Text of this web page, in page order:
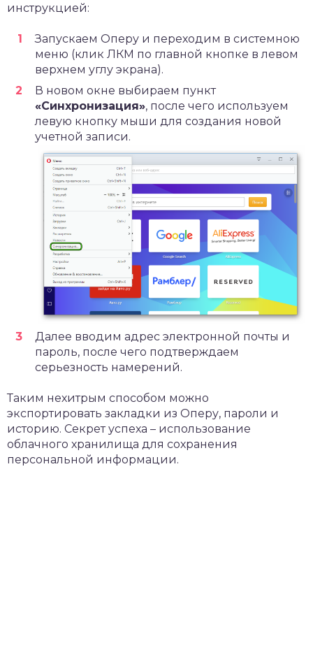
инструкцией:
Запускаем Оперу и переходим в системною
меню (клик ЛКМ по главной кнопке в левом
верхнем углу экрана).
В новом окне выбираем пункт
«Синхронизация», после чего используем
левую кнопку мыши для создания новой
учетной записи.
Далее вводим адрес электронной почты и
пароль, после чего подтверждаем
серьезность намерений.
Таким нехитрым способом можно
экспортировать закладки из Оперу, пароли и
историю. Секрет успеха – использование
облачного хранилища для сохранения
персональной информации.